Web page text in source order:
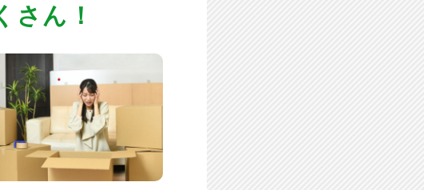
さん！